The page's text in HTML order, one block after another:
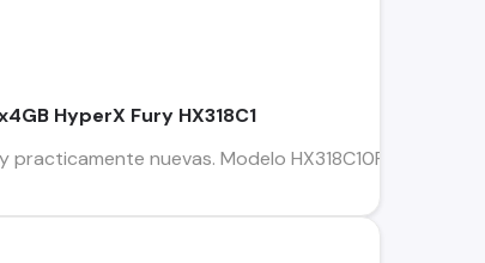
HyperX Fury HX318C1
practicamente nuevas. Modelo HX318C10FB.